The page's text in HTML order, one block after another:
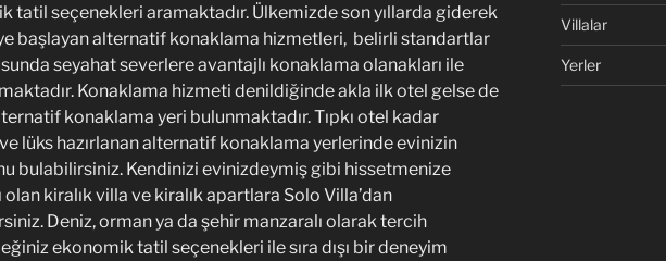
tatil seçenekleri aramaktadır. Ülkemizde son yıllarda giderek
başlayan alternatif konaklama hizmetleri, belirli standartlar
seyahat severlere avantajlı konaklama olanakları ile
Konaklama hizmeti denildiğinde akla ilk otel gelse de
konaklama yeri bulunmaktadır. Tıpkı otel kadar
lüks hazırlanan alternatif konaklama yerlerinde evinizin
bulabilirsiniz. Kendinizi evinizdeymiş gibi hissetmenize
olan kiralık villa ve kiralık apartlara Solo Villa’dan
Deniz, orman ya da şehir manzaralı olarak tercih
ekonomik tatil seçenekleri ile sıra dışı bir deneyim
Villalar
Yerler